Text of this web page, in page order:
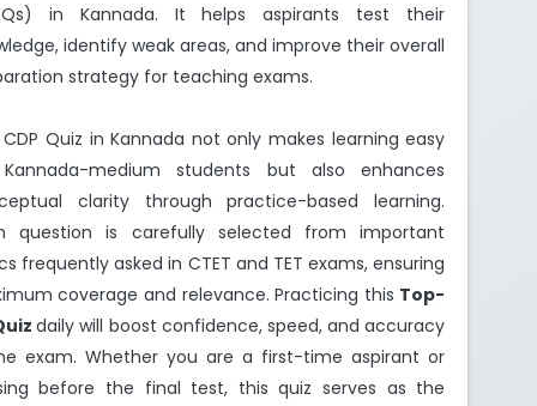
in Kannada. It helps aspirants test their
identify weak areas, and improve their overall
strategy for teaching exams.
Quiz in Kannada not only makes learning easy
medium students but also enhances
clarity through practice-based learning.
question is carefully selected from important
frequently asked in CTET and TET exams, ensuring
coverage and relevance. Practicing this Top-
daily will boost confidence, speed, and accuracy
exam. Whether you are a first-time aspirant or
before the final test, this quiz serves as the